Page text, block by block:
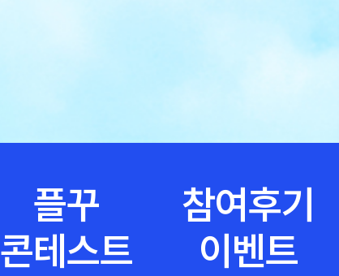
플꾸
콘테스트
참여후기
이벤트